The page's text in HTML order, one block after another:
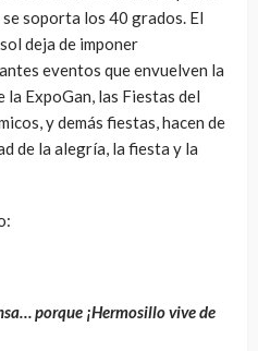
soporta los 40 grados. El
deja de imponer
eventos que envuelven la
ExpoGan, las Fiestas del
y demás fiestas, hacen de
de la alegría, la fiesta y la
porque ¡Hermosillo vive de